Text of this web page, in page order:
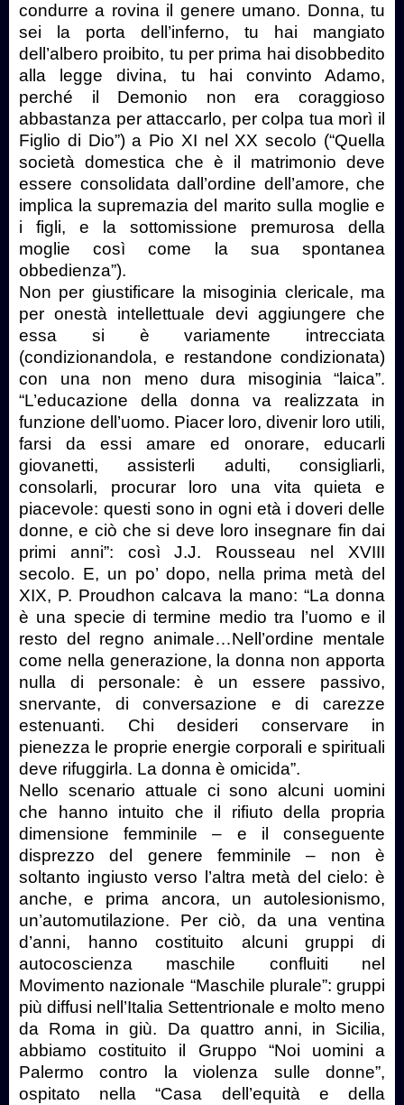
condurre a rovina il genere umano. Donna, tu
sei la porta dell’inferno, tu hai mangiato
dell’albero proibito, tu per prima hai disobbedito
alla legge divina, tu hai convinto Adamo,
perché il Demonio non era coraggioso
abbastanza per attaccarlo, per colpa tua morì il
Figlio di Dio”) a Pio XI nel XX secolo (“Quella
società domestica che è il matrimonio deve
essere consolidata dall’ordine dell’amore, che
implica la supremazia del marito sulla moglie e
i figli, e la sottomissione premurosa della
moglie così come la sua spontanea
obbedienza”).
Non per giustificare la misoginia clericale, ma
per onestà intellettuale devi aggiungere che
essa si è variamente intrecciata
(condizionandola, e restandone condizionata)
con una non meno dura misoginia “laica”.
“L’educazione della donna va realizzata in
funzione dell’uomo. Piacer loro, divenir loro utili,
farsi da essi amare ed onorare, educarli
giovanetti, assisterli adulti, consigliarli,
consolarli, procurar loro una vita quieta e
piacevole: questi sono in ogni età i doveri delle
donne, e ciò che si deve loro insegnare fin dai
primi anni”: così J.J. Rousseau nel XVIII
secolo. E, un po’ dopo, nella prima metà del
XIX, P. Proudhon calcava la mano: “La donna
è una specie di termine medio tra l’uomo e il
resto del regno animale…Nell’ordine mentale
come nella generazione, la donna non apporta
nulla di personale: è un essere passivo,
snervante, di conversazione e di carezze
estenuanti. Chi desideri conservare in
pienezza le proprie energie corporali e spirituali
deve rifuggirla. La donna è omicida”.
Nello scenario attuale ci sono alcuni uomini
che hanno intuito che il rifiuto della propria
dimensione femminile – e il conseguente
disprezzo del genere femminile – non è
soltanto ingiusto verso l’altra metà del cielo: è
anche, e prima ancora, un autolesionismo,
un’automutilazione. Per ciò, da una ventina
d’anni, hanno costituito alcuni gruppi di
autocoscienza maschile confluiti nel
Movimento nazionale “Maschile plurale”: gruppi
più diffusi nell’Italia Settentrionale e molto meno
da Roma in giù. Da quattro anni, in Sicilia,
abbiamo costituito il Gruppo “Noi uomini a
Palermo contro la violenza sulle donne”,
ospitato nella “Casa dell’equità e della